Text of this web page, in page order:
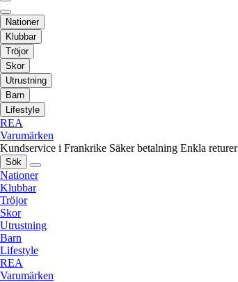
Nationer
Klubbar
Tröjor
Skor
Utrustning
Barn
Lifestyle
REA
Varumärken
Kundservice i Frankrike Säker betalning Enkla returer
Sök
Nationer
Klubbar
Tröjor
Skor
Utrustning
Barn
Lifestyle
REA
Varumärken